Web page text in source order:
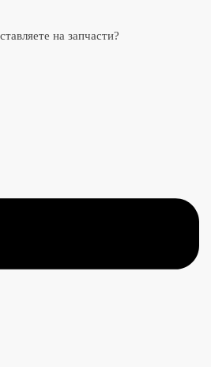
на запчасти?